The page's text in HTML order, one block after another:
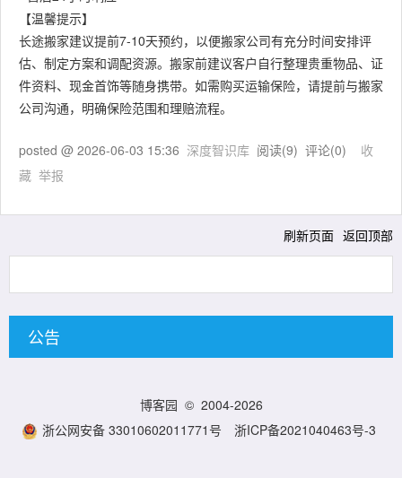
【温馨提示】
长途搬家建议提前7-10天预约，以便搬家公司有充分时间安排评
估、制定方案和调配资源。搬家前建议客户自行整理贵重物品、证
件资料、现金首饰等随身携带。如需购买运输保险，请提前与搬家
公司沟通，明确保险范围和理赔流程。
posted @ 2026-06-03 15:36 深度智识库 阅读(9) 评论(0) 收
藏 举报
刷新页面 返回顶部
公告
博客园 © 2004-2026
浙公网安备 33010602011771号
浙ICP备2021040463号-3